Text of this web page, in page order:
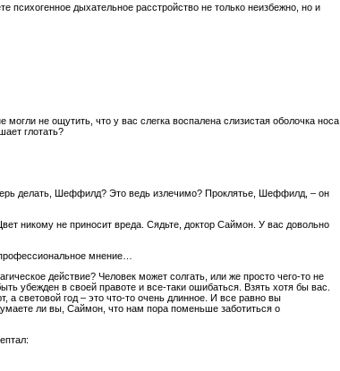
дыхательное расстройство не только неизбежно, но и
не ощутить, что у вас слегка воспалена слизистая оболочка носа
глотать?
делать, Шеффилд? Это ведь излечимо? Проклятье, Шеффилд, – он
никому не приносит вреда. Сядьте, доктор Саймон. У вас довольно
мнение…
действие? Человек может солгать, или же просто чего-то не
убежден в своей правоте и все-таки ошибаться. Взять хотя бы вас.
а световой год – это что-то очень длинное. И все равно вы
ли вы, Саймон, что нам пора поменьше заботиться о